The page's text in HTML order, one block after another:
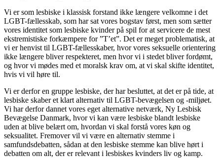
Vi er som lesbiske i klassisk forstand ikke længere velkomne i det
LGBT-fællesskab, som har sat vores bogstav først, men som sætter
vores identitet som lesbiske kvinder på spil for at servicere de mest
ekstremistiske forkæmpere for ”T’et”. Det er meget problematisk, at
vi er henvist til LGBT-fællesskaber, hvor vores seksuelle orientering
ikke længere bliver respekteret, men hvor vi i stedet bliver fordømt,
og hvor vi mødes med et moralsk krav om, at vi skal skifte identitet,
hvis vi vil høre til.
Vi er derfor en gruppe lesbiske, der har besluttet, at det er på tide, at
lesbiske skaber et klart alternativ til LGBT-bevægelsen og -miljøet.
Vi har derfor dannet vores eget alternative netværk, Ny Lesbisk
Bevægelse Danmark, hvor vi kan være lesbiske blandt lesbiske
uden at blive belært om, hvordan vi skal forstå vores køn og
seksualitet. Fremover vil vi være en alternativ stemme i
samfundsdebatten, sådan at den lesbiske stemme kan blive hørt i
debatten om alt, der er relevant i lesbiskes kvinders liv og kamp.